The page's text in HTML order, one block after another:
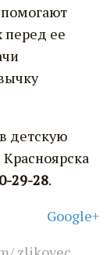
перед ее
детскую
29-28.
Google+